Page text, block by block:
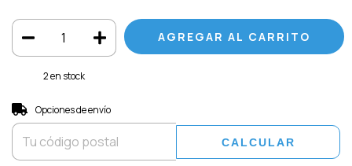
2en stock
Entregas para el CP:
Opciones de envío
CALCULAR